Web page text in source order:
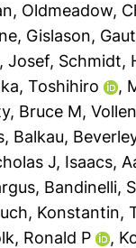
, Oldmeadow,
, Gislason,
Josef, Schmidt,
Toshihiro ,
Bruce M,
, Balkau,
J, Isaacs,
, Bandinelli,
Konstantin,
Ronald P ,